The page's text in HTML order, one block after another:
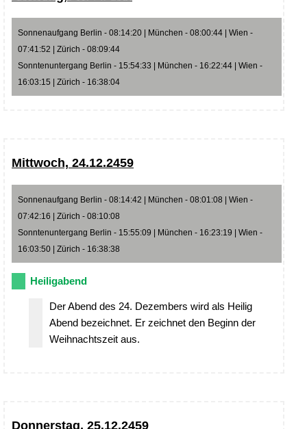
Sonnenaufgang Berlin - 08:14:20 | München - 08:00:44 | Wien -
07:41:52 | Zürich - 08:09:44
Sonntenuntergang Berlin - 15:54:33 | München - 16:22:44 | Wien -
16:03:15 | Zürich - 16:38:04
Mittwoch, 24.12.2459
Sonnenaufgang Berlin - 08:14:42 | München - 08:01:08 | Wien -
07:42:16 | Zürich - 08:10:08
Sonntenuntergang Berlin - 15:55:09 | München - 16:23:19 | Wien -
16:03:50 | Zürich - 16:38:38
Heiligabend
Der Abend des 24. Dezembers wird als Heilig
Abend bezeichnet. Er zeichnet den Beginn der
Weihnachtszeit aus.
Donnerstag, 25.12.2459